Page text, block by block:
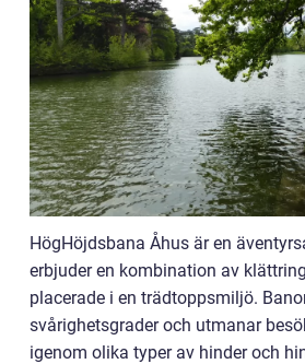
HögHöjdsbana Åhus är en
erbjuder en kombination av
placerade i en trädtoppsmiljö.
svårighetsgrader och utmanar
igenom olika typer av hinder och